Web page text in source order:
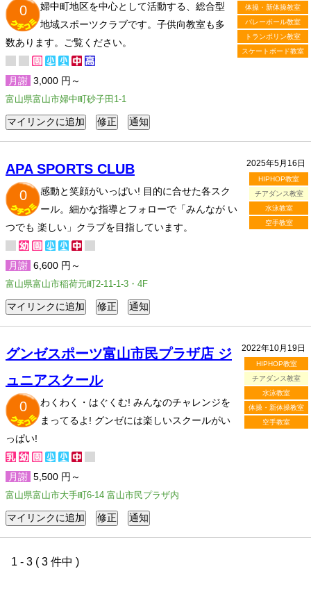
体操・新体操教室
バレーボール教室
トランポリン教室
スケートボード教室
0
婦中町地区を中心として活動する、総合型
地域スポーツクラブです。子供向教室も多
数あります。ご覧ください。
月謝 3,000 円～
富山県富山市婦中町砂子田1-1
2025年5月16日
HIPHOP教室
チアダンス教室
水泳教室
空手教室
APA SPORTS CLUB
0
感動と笑顔がいっぱい! 目的に合せた各スク
ール。細かな指導とフォローで「みんなが い
つでも 楽しい」クラブを目指しています。
月謝 6,600 円～
富山県富山市稲荷元町2-11-1-3・4F
2022年10月19日
HIPHOP教室
チアダンス教室
水泳教室
体操・新体操教室
空手教室
グンゼスポーツ富山市民プラザ店 ジ
ュニアスクール
0
わくわく・はぐくむ! みんなのチャレンジを
まってるよ! グンゼには楽しいスクールがい
っぱい!
月謝 5,500 円～
富山県富山市大手町6-14 富山市民プラザ内
1 - 3 ( 3 件中 )